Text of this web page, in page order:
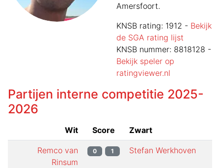
Amersfoort.
KNSB rating: 1912 - Bekijk
de SGA rating lijst
KNSB nummer: 8818128 -
Bekijk speler op
ratingviewer.nl
Partijen interne competitie 2025-
2026
Wit Score Zwart
Remco van
Rinsum
0 1 Stefan Werkhoven